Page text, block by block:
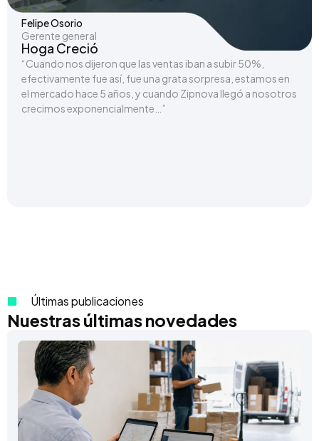
Felipe Osorio
Gerente general
Hoga Creció
“Cuando nos dijeron que las ventas iban a subir 50%,
efectivamente fue así, fue una grata sorpresa, estamos en
el mercado hace 5 años, y cuando Zipnova llegó a nosotros
crecimos exponencialmente…”
Últimas publicaciones
Nuestras últimas novedades